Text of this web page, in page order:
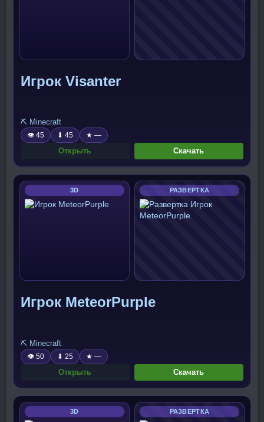
Игрок Visanter
⛏️ Minecraft
👁 45 ⬇ 45 ★ —
Открыть Скачать
3D РАЗВЕРТКА
Игрок MeteorPurple
⛏️ Minecraft
👁 50 ⬇ 25 ★ —
Открыть Скачать
3D РАЗВЕРТКА